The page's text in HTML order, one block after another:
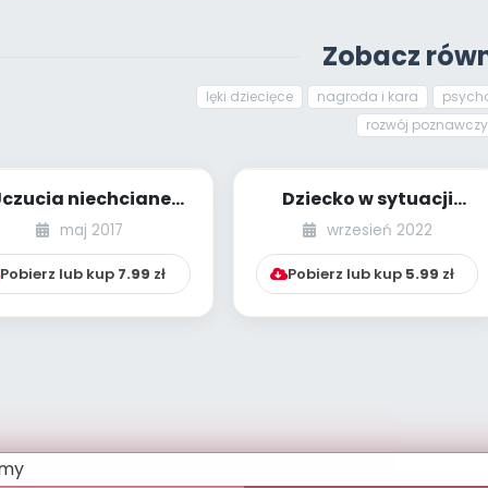
Zobacz
lęki dziecięce nagroda i kara
rozwój poznawczy
niechciane
[tęsknota]
maj 2017
Pobierz lub kup 7.99 zł
Dziecko w sytuacji
kryzysowej. Jak
wrzesień 2022
Pobierz lub kup 5.99 zł